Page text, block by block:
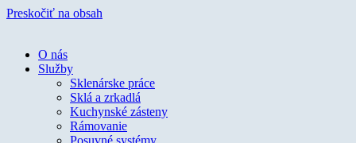
Preskočiť na obsah
O nás
Služby
Sklenárske práce
Sklá a zrkadlá
Kuchynské zásteny
Rámovanie
Posuvné systémy